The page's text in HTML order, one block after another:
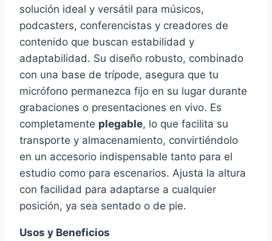
solución ideal y versátil para músicos,
podcasters, conferencistas y creadores de
contenido que buscan estabilidad y
adaptabilidad. Su diseño robusto, combinado
con una base de trípode, asegura que tu
micrófono permanezca fijo en su lugar durante
grabaciones o presentaciones en vivo. Es
completamente plegable, lo que facilita su
transporte y almacenamiento, convirtiéndolo
en un accesorio indispensable tanto para el
estudio como para escenarios. Ajusta la altura
con facilidad para adaptarse a cualquier
posición, ya sea sentado o de pie.
Usos y Beneficios